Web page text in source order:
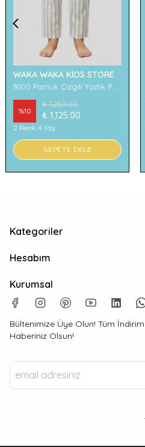
WAKA WAKA KİDS STORE
%10
₺ 1,250.00
₺ 1,125.00
2 Renk 4 Yaş
SEPETE EKLE
Kategoriler
Hesabım
Kurumsal
Bültenimize Üye Olun! Tüm
Haberiniz Olsun!